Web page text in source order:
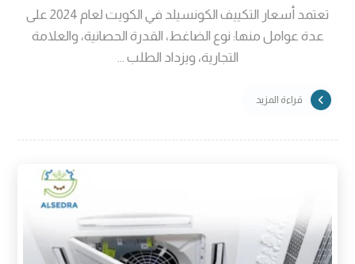
تعتمد أسعار التكييف الكونسيلد في الكويت لعام 2024 على
عدة عوامل منها: نوع الضاغط، القدرة الحصانية، والعلامة
التجارية، ويزداد الطلب ...
قراءة المزيد